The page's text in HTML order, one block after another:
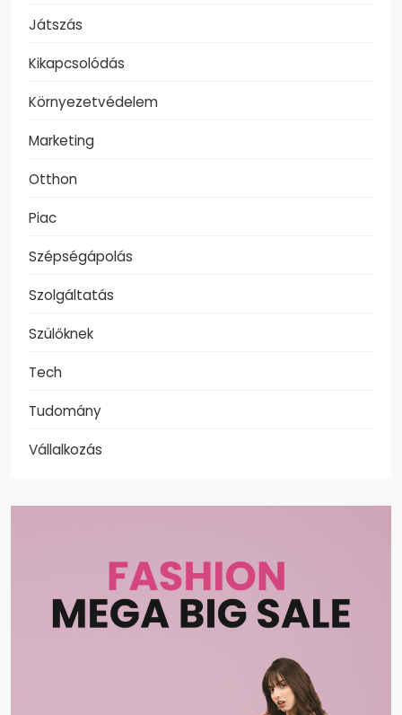
Játszás
Kikapcsolódás
Környezetvédelem
Marketing
Otthon
Piac
Szépségápolás
Szolgáltatás
Szülőknek
Tech
Tudomány
Vállalkozás